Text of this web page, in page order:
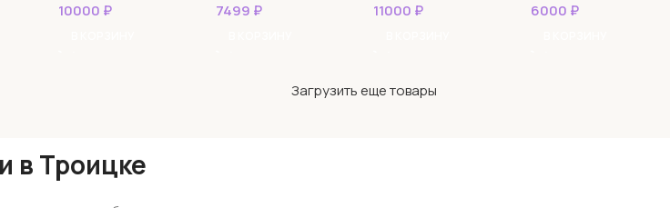
10000 ₽
7499 ₽
11000 ₽
6000 ₽
Загрузить еще товары
в Троицке